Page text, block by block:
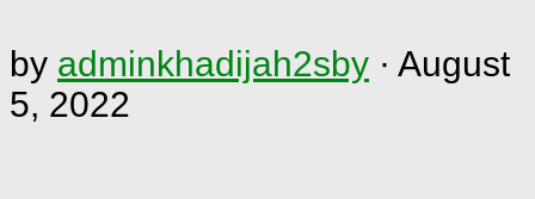
by adminkhadijah2sby · August
5, 2022